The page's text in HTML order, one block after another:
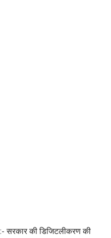
:- सरकार की डिजिटलीकरण की